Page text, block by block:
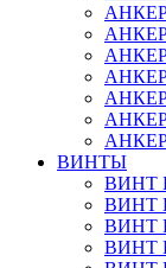
ВИНТЫ
ВИНТ
ВИНТ
ВИНТ
ВИНТ